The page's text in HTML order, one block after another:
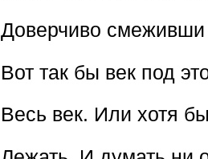
Доверчиво смеживши
Вот так бы век под
Весь век. Или хотя